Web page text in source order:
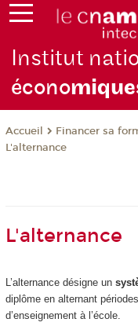
Institut
écono
Accueil Financer sa
L'alternance
L'alternance
L’alternance désigne un
diplôme en alternant
d’enseignement à l’école.